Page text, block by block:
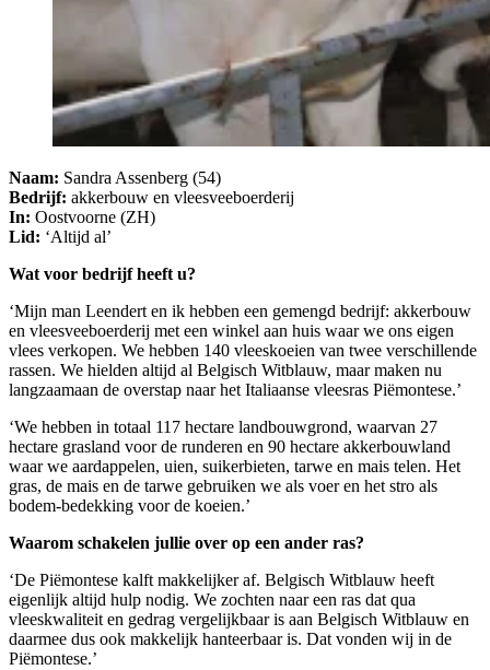
Naam: Sandra Assenberg (54)
Bedrijf: akkerbouw en vleesveeboerderij
In: Oostvoorne (ZH)
Lid: ‘Altijd al’
Wat voor bedrijf heeft u?
‘Mijn man Leendert en ik hebben een gemengd bedrijf: akkerbouw
en vleesveeboerderij met een winkel aan huis waar we ons eigen
vlees verkopen. We hebben 140 vleeskoeien van twee verschillende
rassen. We hielden altijd al Belgisch Witblauw, maar maken nu
langzaamaan de overstap naar het Italiaanse vleesras Piëmontese.’
‘We hebben in totaal 117 hectare landbouwgrond, waarvan 27
hectare grasland voor de runderen en 90 hectare akkerbouwland
waar we aardappelen, uien, suikerbieten, tarwe en mais telen. Het
gras, de mais en de tarwe gebruiken we als voer en het stro als
bodem-bedekking voor de koeien.’
Waarom schakelen jullie over op een ander ras?
‘De Piëmontese kalft makkelijker af. Belgisch Witblauw heeft
eigenlijk altijd hulp nodig. We zochten naar een ras dat qua
vleeskwaliteit en gedrag vergelijkbaar is aan Belgisch Witblauw en
daarmee dus ook makkelijk hanteerbaar is. Dat vonden wij in de
Piëmontese.’